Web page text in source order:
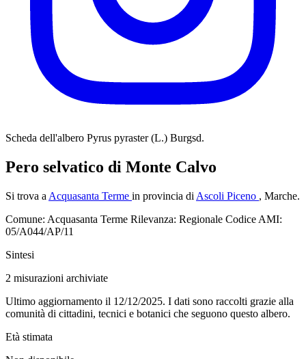
Scheda dell'albero Pyrus pyraster (L.) Burgsd.
Pero selvatico di Monte Calvo
Si trova a Acquasanta Terme in provincia di Ascoli Piceno , Marche.
Comune: Acquasanta Terme Rilevanza: Regionale Codice AMI:
05/A044/AP/11
Sintesi
2 misurazioni archiviate
Ultimo aggiornamento il 12/12/2025. I dati sono raccolti grazie alla
comunità di cittadini, tecnici e botanici che seguono questo albero.
Età stimata